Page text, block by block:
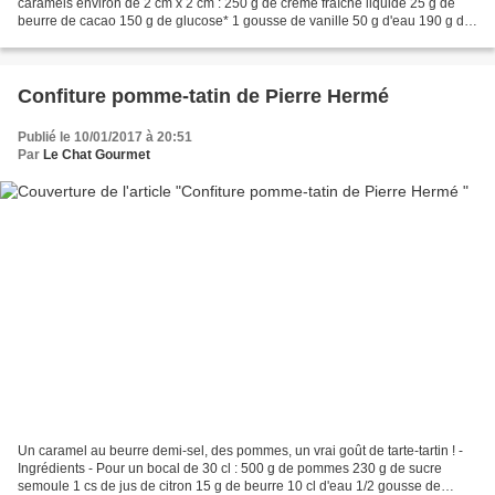
caramels environ de 2 cm x 2 cm : 250 g de crème fraîche liquide 25 g de
beurre de cacao 150 g de glucose* 1 gousse de vanille 50 g d'eau 190 g de
Confiture pomme-tatin de Pierre Hermé
Publié le 10/01/2017 à 20:51
Par Le Chat Gourmet
Un caramel au beurre demi-sel, des pommes, un vrai goût de tarte-tartin ! -
Ingrédients - Pour un bocal de 30 cl : 500 g de pommes 230 g de sucre
semoule 1 cs de jus de citron 15 g de beurre 10 cl d'eau 1/2 gousse de